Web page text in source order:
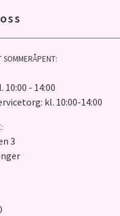
SOMMERÅPENT:
- 14:00
kl. 10:00-14:00
3